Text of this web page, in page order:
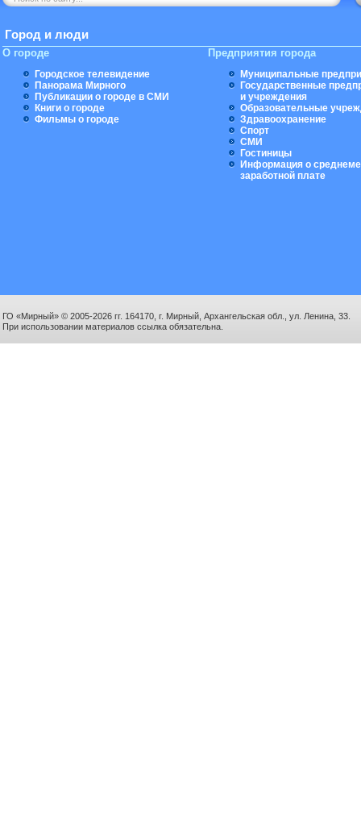
Город и люди
О городе
Городское телевидение
Панорама Мирного
Публикации о городе в СМИ
Книги о городе
Фильмы о городе
Предприятия города
Муниципальные
Государственные
и учреждения
Образовательные
Здравоохранение
Спорт
СМИ
Гостиницы
Информация о
заработной плате
ГО «Мирный» © 2005-2026 гг. 164170, г. Мирный, Архангельская обл., ул. Ленина, 33.
При использовании материалов ссылка обязательна.